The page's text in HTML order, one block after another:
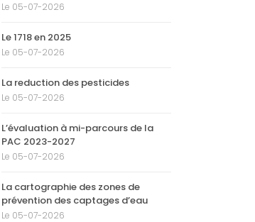
Le 05-07-2026
Le 1718 en 2025
Le 05-07-2026
La reduction des pesticides
Le 05-07-2026
L’évaluation à mi-parcours de la
PAC 2023-2027
Le 05-07-2026
La cartographie des zones de
prévention des captages d’eau
Le 05-07-2026